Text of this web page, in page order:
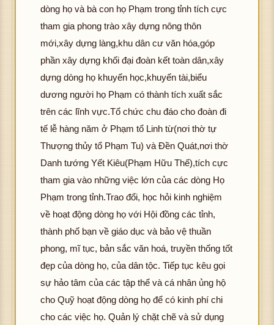
dòng họ và bà con họ Phạm trong tỉnh tích cực
tham gia phong trào xây dựng nông thôn
mới,xây dựng làng,khu dân cư văn hóa,góp
phần xây dựng khối đại đoàn kết toàn dân,xây
dựng dòng họ khuyến học,khuyến tài,biểu
dương người họ Phạm có thành tích xuất sắc
trên các lĩnh vực.Tổ chức chu đáo cho đoàn đi
tế lễ hàng năm ở Phạm tổ Linh từ(nơi thờ tự
Thượng thủy tổ Phạm Tu) và Đền Quát,nơi thờ
Danh tướng Yết Kiêu(Phạm Hữu Thế),tích cực
tham gia vào những việc lớn của các dòng Họ
Phạm trong tỉnh.Trao đổi, học hỏi kinh nghiệm
về hoạt động dòng họ với Hội đồng các tỉnh,
thành phố bạn về giáo dục và bảo vệ thuần
phong, mĩ tục, bản sắc văn hoá, truyền thống tốt
đẹp của dòng họ, của dân tộc. Tiếp tục kêu gọi
sự hảo tâm của các tập thể và cá nhân ủng hộ
cho Quỹ hoạt động dòng họ để có kinh phí chi
cho các việc họ. Quản lý chặt chẽ và sử dụng